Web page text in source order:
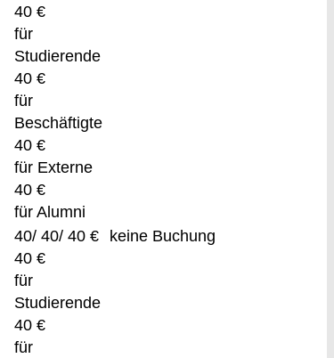
40 €
für
Studierende
40 €
für
Beschäftigte
40 €
für Externe
40 €
für Alumni
40/ 40/ 40 €
40 €
für
Studierende
40 €
für
keine Buchung